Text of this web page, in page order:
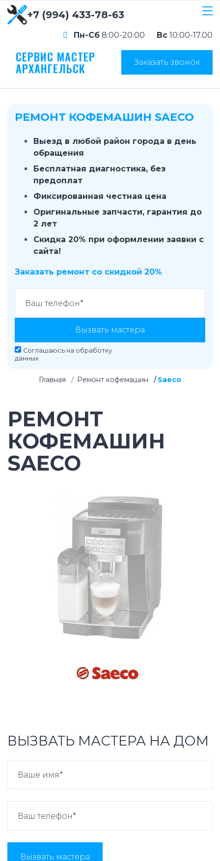
+7 (994) 433-78-63
Пн-Сб 8:00-20:00 Вс 10:00-17.00
СЕРВИС МАСТЕР
АРХАНГЕЛЬСК Заказать звонок
РЕМОНТ КОФЕМАШИН SAECO
Выезд в любой район города в день
обращения
Бесплатная диагностика, без
предоплат
Фиксированная честная цена
Оригинальные запчасти, гарантия до
2 лет
Скидка 20% при оформлении заявки с
сайта!
Заказать ремонт со скидкой 20%
Вызвать мастера
Соглашаюсь на обработку
данных
Главная Ремонт кофемашин Saeco
РЕМОНТ
КОФЕМАШИН
SAECO
ВЫЗВАТЬ МАСТЕРА НА ДОМ
Вызвать мастера